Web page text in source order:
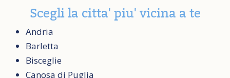
Scegli la citta' piu' vicina a te
Andria
Barletta
Bisceglie
Canosa di Puglia